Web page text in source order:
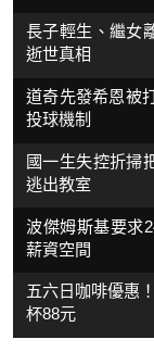
長子輕生、繼女
逝世真相
道奇先發希恩被
投球機制
國一生失控折掃
逃出教室
波傑姆斯基要求
薪資空間
五六日咖啡優惠
杯88元